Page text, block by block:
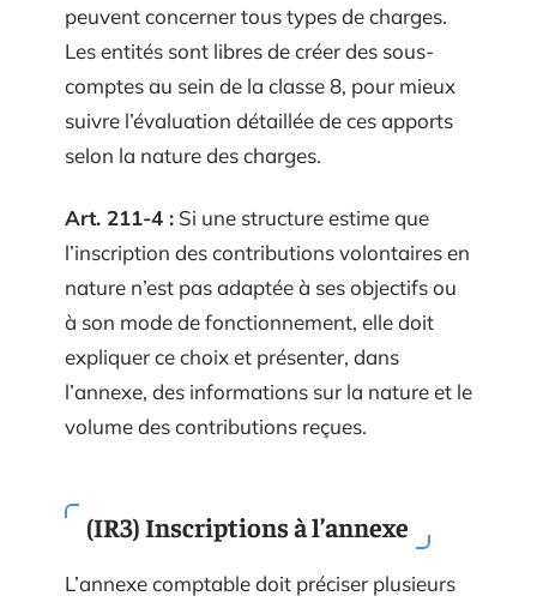
peuvent concerner tous types de charges.
Les entités sont libres de créer des sous-
comptes au sein de la classe 8, pour mieux
suivre l’évaluation détaillée de ces apports
selon la nature des charges.
Art. 211-4 : Si une structure estime que
l’inscription des contributions volontaires en
nature n’est pas adaptée à ses objectifs ou
à son mode de fonctionnement, elle doit
expliquer ce choix et présenter, dans
l’annexe, des informations sur la nature et le
volume des contributions reçues.
(IR3) Inscriptions à l’annexe
L’annexe comptable doit préciser plusieurs